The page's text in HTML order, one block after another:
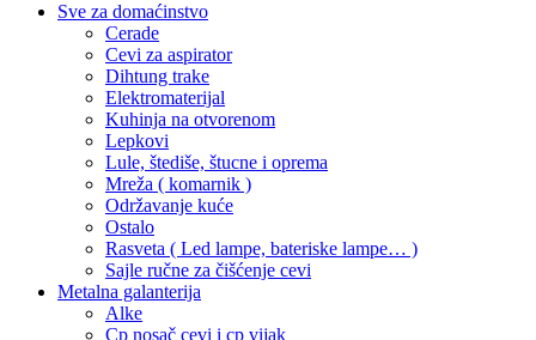
Sve za domaćinstvo
Cerade
Cevi za aspirator
Dihtung trake
Elektromaterijal
Kuhinja na otvorenom
Lepkovi
Lule, štediše, štucne i oprema
Mreža ( komarnik )
Održavanje kuće
Ostalo
Rasveta ( Led lampe, bateriske lampe… )
Sajle ručne za čišćenje cevi
Metalna galanterija
Alke
Cp nosač cevi i cp vijak